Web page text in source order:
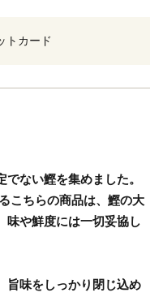
トカード
ない鰹を集めました。
こちらの商品は、鰹の大
味や鮮度には一切妥協し
旨味をしっかり閉じ込め